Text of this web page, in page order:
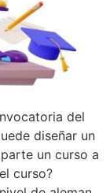
del
diseñar un
un curso a
curso?